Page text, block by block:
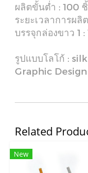
ผลิตขั้นต่ำ : 100
ระยะเวลาการผลิ
บรรจุกล่องขาว 1 :
รูปแบบโลโก้ :
Graphic Design
Related
New